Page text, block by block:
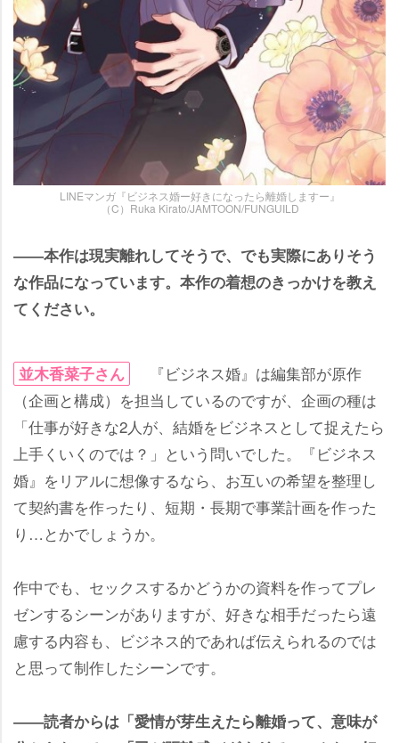
LINEマンガ『ビジネス婚ー好きになったら離婚しますー』
（C）Ruka Kirato/JAMTOON/FUNGUILD
――本作は現実離れしてそうで、でも実際にありそう
な作品になっています。本作の着想のきっかけを教え
てください。
並木香菜子さん
『ビジネス婚』は編集部が原作
（企画と構成）を担当しているのですが、企画の種は
「仕事が好きな2人が、結婚をビジネスとして捉えたら
上手くいくのでは？」という問いでした。『ビジネス
婚』をリアルに想像するなら、お互いの希望を整理し
て契約書を作ったり、短期・長期で事業計画を作った
り…とかでしょうか。
作中でも、セックスするかどうかの資料を作ってプレ
ゼンするシーンがありますが、好きな相手だったら遠
慮する内容も、ビジネス的であれば伝えられるのでは
と思って制作したシーンです。
――読者からは「愛情が芽生えたら離婚って、意味が